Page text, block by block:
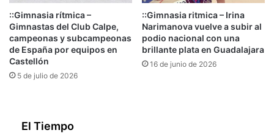
::Gimnasia rítmica –
Gimnastas del Club Calpe,
campeonas y subcampeonas
de España por equipos en
Castellón
5 de julio de 2026
::Gimnasia ritmica – Irina
Narimanova vuelve a subir al
podio nacional con una
brillante plata en Guadalajara
16 de junio de 2026
El Tiempo